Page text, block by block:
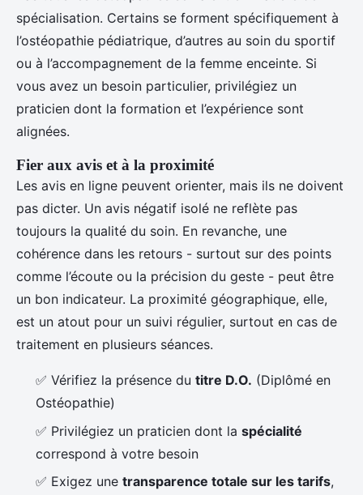
spécialisation. Certains se forment spécifiquement à
l’ostéopathie pédiatrique, d’autres au soin du sportif
ou à l’accompagnement de la femme enceinte. Si
vous avez un besoin particulier, privilégiez un
praticien dont la formation et l’expérience sont
alignées.
Fier aux avis et à la proximité
Les avis en ligne peuvent orienter, mais ils ne doivent
pas dicter. Un avis négatif isolé ne reflète pas
toujours la qualité du soin. En revanche, une
cohérence dans les retours - surtout sur des points
comme l’écoute ou la précision du geste - peut être
un bon indicateur. La proximité géographique, elle,
est un atout pour un suivi régulier, surtout en cas de
traitement en plusieurs séances.
✅ Vérifiez la présence du titre D.O. (Diplômé en
Ostéopathie)
✅ Privilégiez un praticien dont la spécialité
correspond à votre besoin
✅ Exigez une transparence totale sur les tarifs,